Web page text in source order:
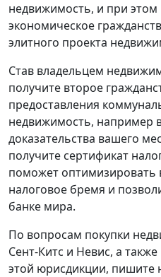
недвижимость, и при этом
экономическое
элитного проекта
Став владельцем
получите второе
предоставления
недвижимость, например
доказательства вашего
получите сертификат
поможет оптимизировать
налоговое бремя и
банке мира.
По вопросам покупки
Сент-Китс и Невис, а
этой юрисдикции, пишите